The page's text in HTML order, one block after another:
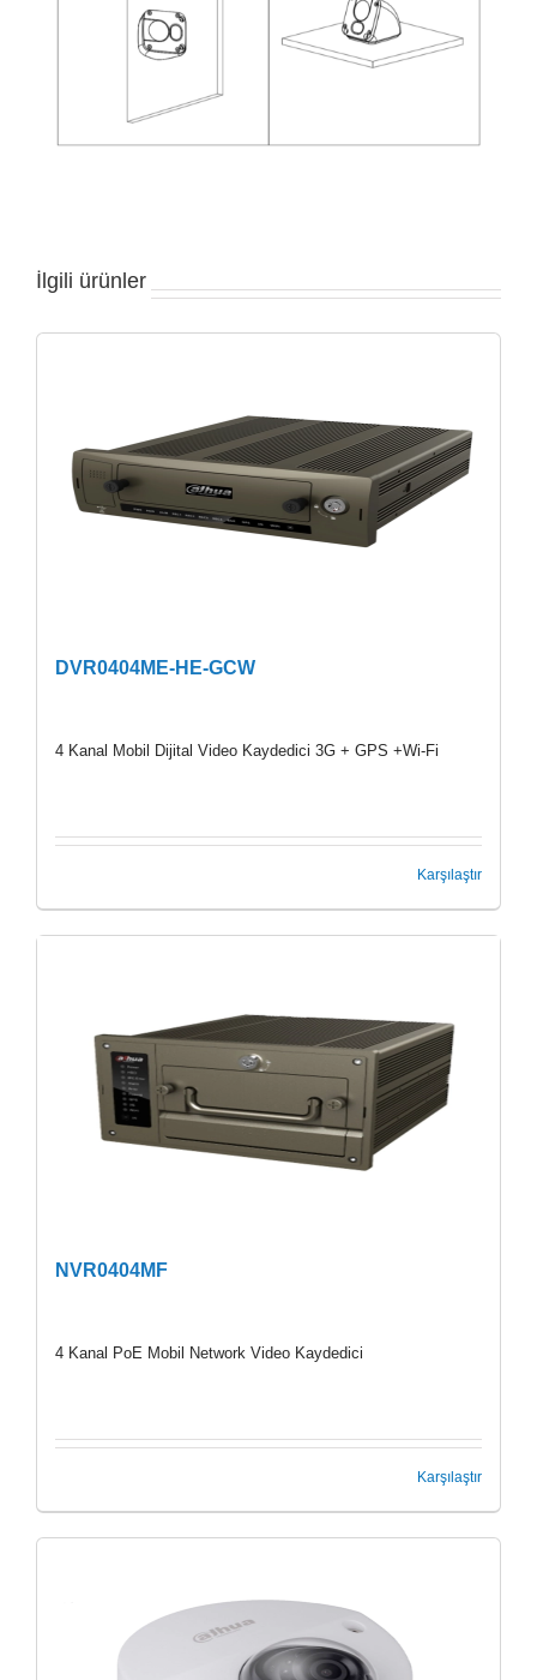
İlgili ürünler
DVR0404ME-HE-GCW
4 Kanal Mobil Dijital Video Kaydedici 3G + GPS +Wi-Fi
Karşılaştır
NVR0404MF
4 Kanal PoE Mobil Network Video Kaydedici
Karşılaştır